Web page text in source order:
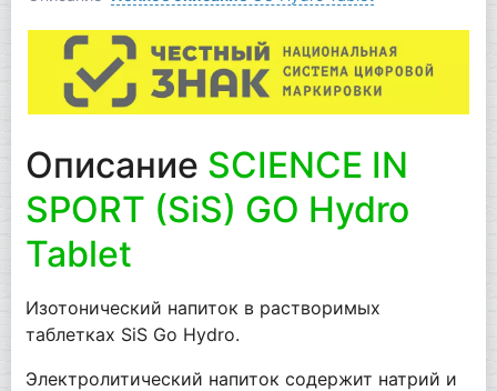
Описание SCIENCE IN
SPORT (SiS) GO Hydro
Tablet
Изотонический напиток в растворимых
таблетках SiS Go Hydro.
Электролитический напиток содержит натрий и